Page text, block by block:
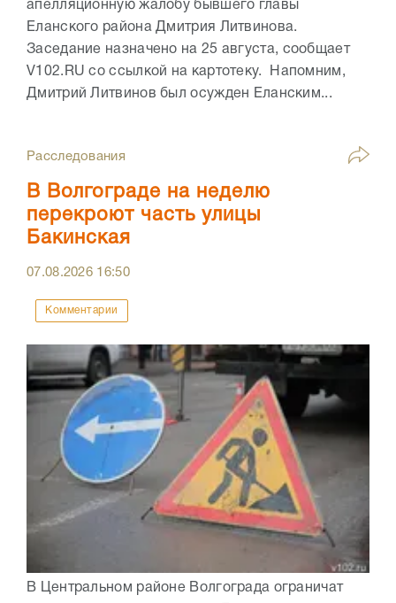
апелляционную жалобу бывшего главы
Еланского района Дмитрия Литвинова.
Заседание назначено на 25 августа, сообщает
V102.RU со ссылкой на картотеку. Напомним,
Дмитрий Литвинов был осужден Еланским...
Расследования
В Волгограде на неделю
перекроют часть улицы
Бакинская
07.08.2026 16:50
Комментарии
В Центральном районе Волгограда ограничат